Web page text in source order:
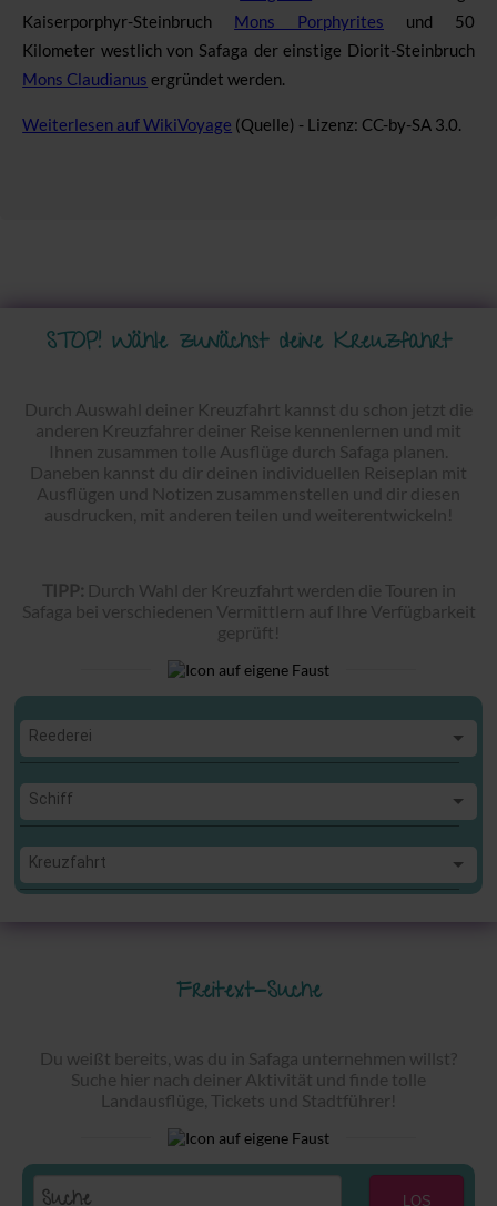
Kaiserporphyr-Steinbruch Mons Porphyrites und 50
Kilometer westlich von Safaga der einstige Diorit-Steinbruch
Mons Claudianus ergründet werden.
Weiterlesen auf WikiVoyage (Quelle) - Lizenz: CC-by-SA 3.0.
STOP! Wähle zunächst deine Kreuzfahrt
Durch Auswahl deiner Kreuzfahrt kannst du schon jetzt die
anderen Kreuzfahrer deiner Reise kennenlernen und mit
Ihnen zusammen tolle Ausflüge durch Safaga planen.
Daneben kannst du dir deinen individuellen Reiseplan mit
Ausflügen und Notizen zusammenstellen und dir diesen
ausdrucken, mit anderen teilen und weiterentwickeln!
TIPP: Durch Wahl der Kreuzfahrt werden die Touren in
Safaga bei verschiedenen Vermittlern auf Ihre Verfügbarkeit
geprüft!
Reederei
Reederei
Schiff
Schiff
Kreuzfahrt
Kreuzfahrt
Freitext-Suche
Du weißt bereits, was du in Safaga unternehmen willst?
Suche hier nach deiner Aktivität und finde tolle
Landausflüge, Tickets und Stadtführer!
LOS